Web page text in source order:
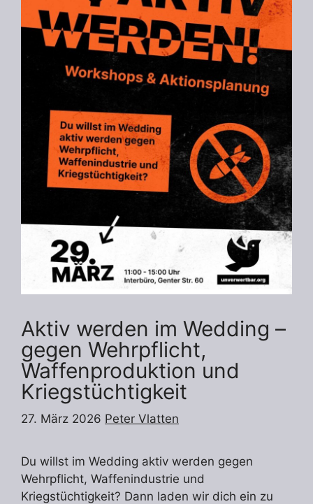
Aktiv werden im Wedding –
gegen Wehrpflicht,
Waffenproduktion und
Kriegstüchtigkeit
27. März 2026 Peter Vlatten
Du willst im Wedding aktiv werden gegen
Wehrpflicht, Waffenindustrie und
Kriegstüchtigkeit? Dann laden wir dich ein zu